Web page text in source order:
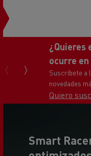
Consigue
Master
Ponte en
larga